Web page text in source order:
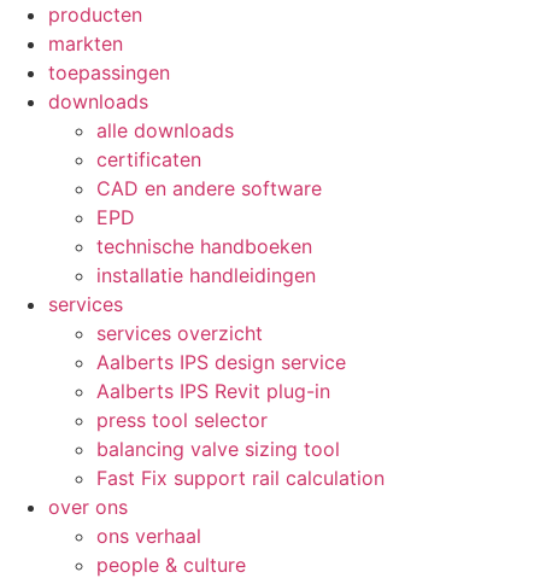
producten
markten
toepassingen
downloads
alle downloads
certificaten
CAD en andere software
EPD
technische handboeken
installatie handleidingen
services
services overzicht
Aalberts IPS design service
Aalberts IPS Revit plug-in
press tool selector
balancing valve sizing tool
Fast Fix support rail calculation
over ons
ons verhaal
people & culture